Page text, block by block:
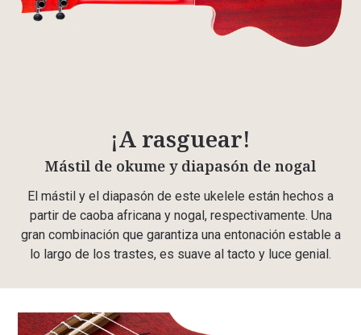
¡A rasguear!
Mástil de okume y diapasón de nogal
El mástil y el diapasón de este ukelele están hechos a
partir de caoba africana y nogal, respectivamente. Una
gran combinación que garantiza una entonación estable a
lo largo de los trastes, es suave al tacto y luce genial.